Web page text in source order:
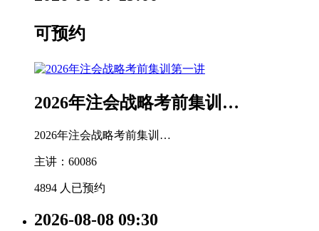
可预约
2026年注会战略考前集训…
2026年注会战略考前集训…
主讲：60086
4894 人已预约
2026-08-08 09:30